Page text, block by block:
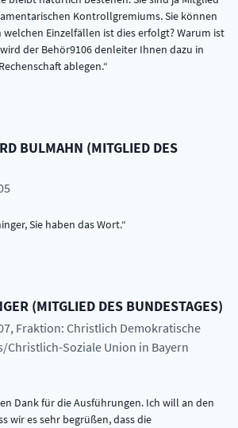
Kontrollgremiums. Sie können
welchen Einzelfällen ist dies erfolgt? Warum ist
der Behör9106 denleiter Ihnen dazu in
ablegen.
BULMAHN (MITGLIED DES
Sie haben das Wort.
(MITGLIED DES BUNDESTAGES)
, Fraktion: Christlich Demokratische
Christlich-Soziale Union in Bayern
Dank für die Ausführungen. Ich will an den
wir es sehr begrüßen, dass die